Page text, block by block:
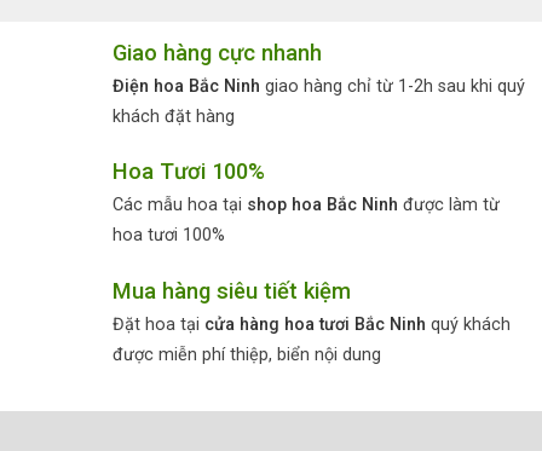
Giao hàng cực nhanh
Điện hoa Bắc Ninh giao hàng chỉ từ 1-2h sau khi quý
khách đặt hàng
Hoa Tươi 100%
Các mẫu hoa tại shop hoa Bắc Ninh được làm từ
hoa tươi 100%
Mua hàng siêu tiết kiệm
Đặt hoa tại cửa hàng hoa tươi Bắc Ninh quý khách
được miễn phí thiệp, biển nội dung